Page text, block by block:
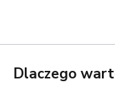
Dlaczego